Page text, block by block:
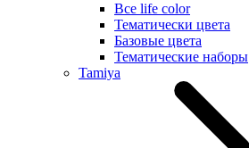
Все life color
Тематически цвета
Базовые цвета
Тематические наборы
Tamiya